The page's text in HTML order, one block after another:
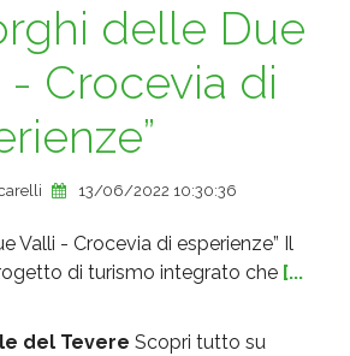
delle Due
- Crocevia di
13/06/2022 10:30:36
Valli - Crocevia di esperienze” Il
di turismo integrato che [...
del Tevere Scopri tutto su